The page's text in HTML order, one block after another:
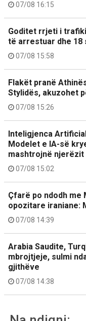
07/08 16:15
Goditet rrjeti i
të arrestuar dhe
07/08 15:58
Flakët pranë
Stylidës, akuzohet
07/08 15:26
Inteligjenca
Modelet e IA-së
mashtrojnë njerëzit
07/08 15:02
Çfarë po ndodh me
opozitare iraniane:
07/08 14:39
Arabia Saudite,
mbrojtjeje, sulmi
gjithëve
07/08 14:38